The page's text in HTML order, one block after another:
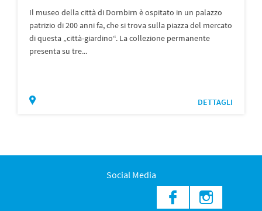
Il museo della città di Dornbirn è ospitato in un palazzo
patrizio di 200 anni fa, che si trova sulla piazza del mercato
di questa „città-giardino“. La collezione permanente
presenta su tre...
DETTAGLI
Social Media